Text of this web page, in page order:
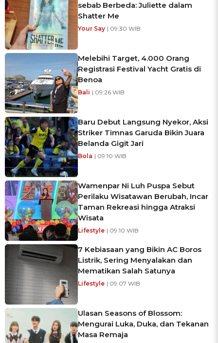
sebab Berbeda: Juliette dalam
Shatter Me
Your Say | 09:30 WIB
Melebihi Target, 4.000 Orang
Registrasi Festival Yacht Gratis di
Benoa
Bali | 09:26 WIB
Baru Debut Langsung Nyekor, Aksi
Striker Timnas Garuda Bikin Juara
Belanda Gigit Jari
Bola | 09:10 WIB
Wamenpar Ni Luh Puspa Sebut
Perilaku Wisatawan Berubah, Incar
Taman Rekreasi hingga Atraksi
Wisata
Lifestyle | 09:10 WIB
7 Kebiasaan yang Bikin AC Boros
Listrik, Sering Menyalakan dan
Mematikan Salah Satunya
Lifestyle | 09:07 WIB
Ulasan Seasons of Blossom:
Mengurai Luka, Duka, dan Tekanan
Masa Remaja